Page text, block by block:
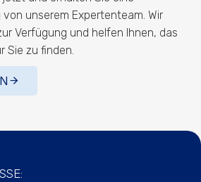
unserem Expertenteam. Wir
Verfügung und helfen Ihnen, das
Sie zu finden.